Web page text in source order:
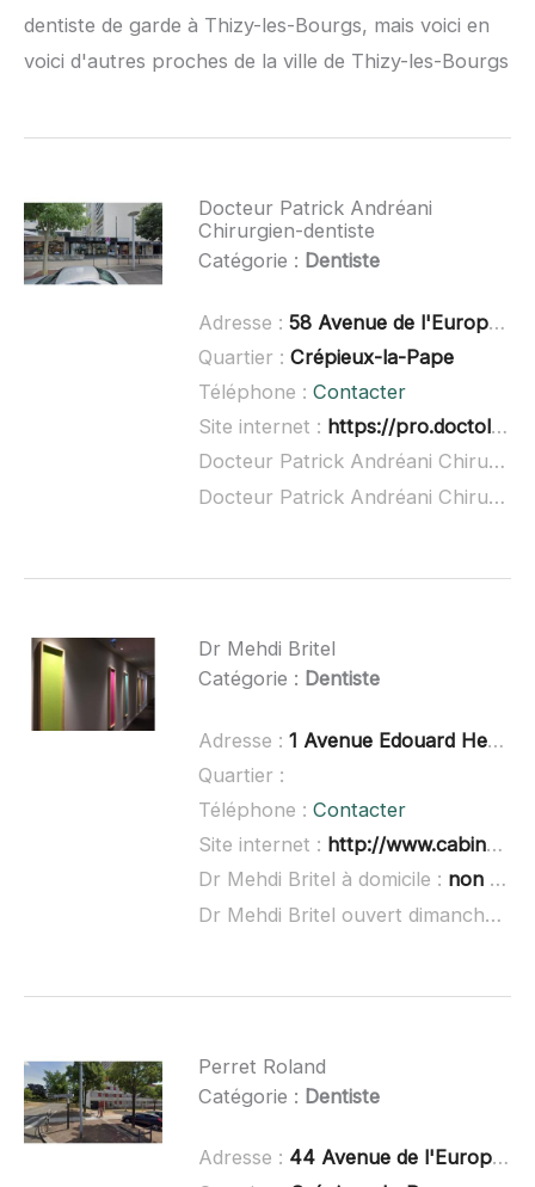
dentiste de garde à Thizy-les-Bourgs, mais voici en
voici d'autres proches de la ville de Thizy-les-Bourgs
Docteur Patrick Andréani
Chirurgien-dentiste
Catégorie : Dentiste
Adresse : 58 Avenue de l'Europe, 69140 Rillieux-la-Pape
Quartier : Crépieux-la-Pape
Téléphone : Contacter
Site internet : https://pro.doctolib.fr/dentiste/rillieux-la-pape/patrick-andreani
Docteur Patrick Andréani Chirurgien-dentiste à domicile :
Docteur Patrick Andréani Chirurgien-dentiste ouvert dimanche :
Dr Mehdi Britel
Catégorie : Dentiste
Adresse : 1 Avenue Edouard Herriot entrée A, 69170 Tarare
Quartier :
Téléphone : Contacter
Site internet : http://www.cabinetdesteintureries.fr/
Dr Mehdi Britel à domicile : non renseigné
Dr Mehdi Britel ouvert dimanche :
Perret Roland
Catégorie : Dentiste
Adresse : 44 Avenue de l'Europe, 69140 Rillieux-la-Pape